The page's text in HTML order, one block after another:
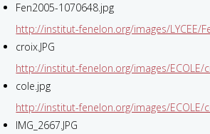
Fen2005-1070648.jpg
http://institut-fenelon.org/images/LYCEE/
croix.JPG
http://institut-fenelon.org/images/ECOLE/
cole.jpg
http://institut-fenelon.org/images/ECOLE/
IMG_2667.JPG